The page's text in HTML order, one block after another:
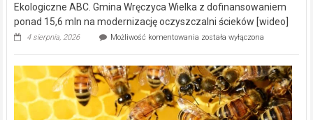
Ekologiczne ABC. Gmina Wręczyca Wielka z dofinansowaniem
ponad 15,6 mln na modernizację oczyszczalni ścieków [wideo]
4 sierpnia, 2026 Możliwość komentowania Ekologiczne
Wręczyca
Wielka
z
dofinansowaniem
ponad
została wyłączona